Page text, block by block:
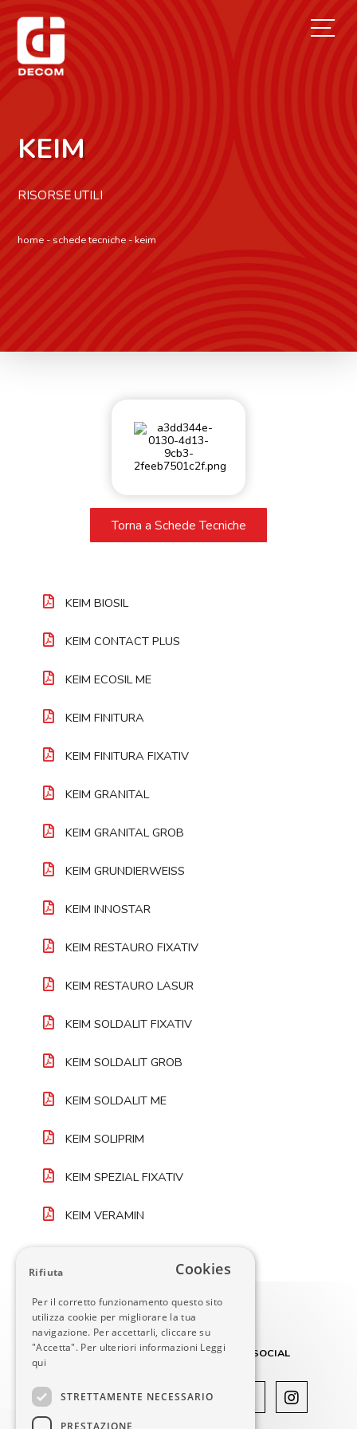
KEIM
RISORSE UTILI
home -schede tecniche-keim
Torna a Schede Tecniche
KEIM BIOSIL
KEIM CONTACT PLUS
KEIM ECOSIL ME
KEIM FINITURA
KEIM FINITURA FIXATIV
KEIM GRANITAL
KEIM GRANITAL GROB
KEIM GRUNDIERWEISS
KEIM INNOSTAR
KEIM RESTAURO FIXATIV
KEIM RESTAURO LASUR
KEIM SOLDALIT FIXATIV
KEIM SOLDALIT GROB
KEIM SOLDALIT ME
KEIM SOLIPRIM
KEIM SPEZIAL FIXATIV
KEIM VERAMIN
Via Vaccarezza 12
SOCIAL
Cookies
Per il corretto funzionamento questo sito
utilizza cookie per migliorare la tua
navigazione. Per accettarli, cliccare su
"Accetta". Per ulteriori informazioni Leggi
qui
STRETTAMENTE NECESSARIO
PRESTAZIONE
Rifiuta